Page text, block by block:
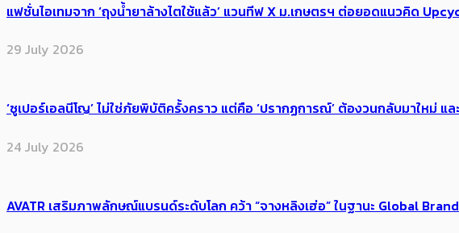
แฟชั่นไอเทมจาก ‘ถุงน้ำยาล้างไตใช้แล้ว’ แวนทีฟ X ม.เกษตรฯ ต่อยอดแนวคิด
29 July 2026
‘ซูเปอร์เอลนีโญ’ ไม่ใช่ภัยพิบัติครั้งคราว แต่คือ ‘ปรากฏการณ์’ ​ต้อง​วนกลับมาใหม่
24 July 2026
AVATR เสริมภาพลักษณ์แบรนด์ระดับโลก คว้า “จางหลิงเฮ่อ” ในฐานะ Global